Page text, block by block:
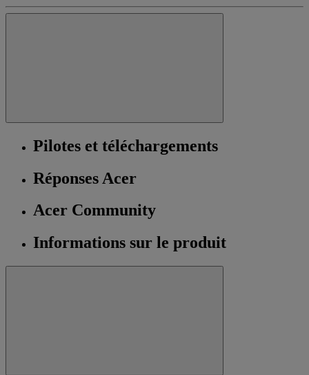
Pilotes et téléchargements
Réponses Acer
Acer Community
Informations sur le produit